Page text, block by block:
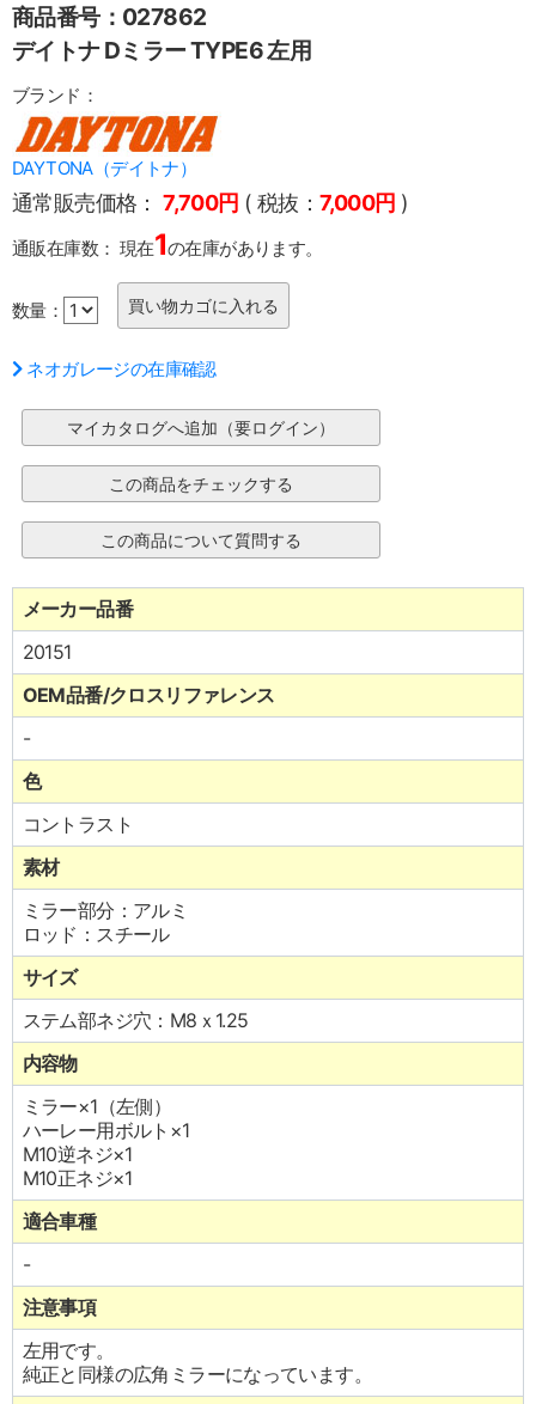
商品番号：027862
デイトナ Dミラー TYPE6 左用
ブランド：
DAYTONA（デイトナ）
通常販売価格： 7,700円 ( 税抜：7,000円 )
通販在庫数： 現在1の在庫があります。
数量：
ネオガレージの在庫確認
メーカー品番
20151
OEM品番/クロスリファレンス
-
色
コントラスト
素材
ミラー部分：アルミ
ロッド：スチール
サイズ
ステム部ネジ穴：M8ｘ1.25
内容物
ミラー×1（左側）
ハーレー用ボルト×1
M10逆ネジ×1
M10正ネジ×1
適合車種
-
注意事項
左用です。
純正と同様の広角ミラーになっています。